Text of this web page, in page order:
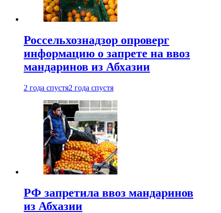
Россельхознадзор опроверг
информацию о запрете на ввоз
мандаринов из Абхазии
2 года спустя2 года спустя
РФ запретила ввоз мандаринов
из Абхазии